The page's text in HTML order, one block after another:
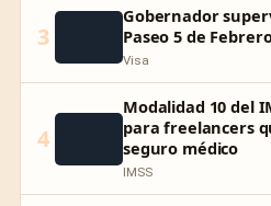
3
Gobernador
Paseo 5 de
Visa
4
Modalidad 10 del
para freelancers
seguro médico
IMSS